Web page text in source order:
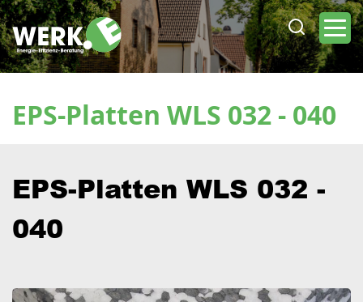
Direkt
zum
Inhalt
EPS-Platten WLS 032 - 040
EPS-Platten WLS 032 -
040